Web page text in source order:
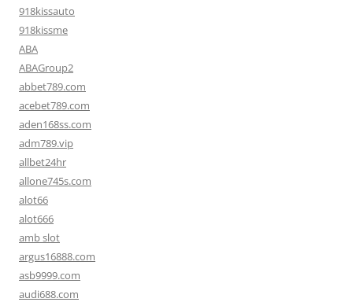
918kissauto
918kissme
ABA
ABAGroup2
abbet789.com
acebet789.com
aden168ss.com
adm789.vip
allbet24hr
allone745s.com
alot66
alot666
amb slot
argus16888.com
asb9999.com
audi688.com